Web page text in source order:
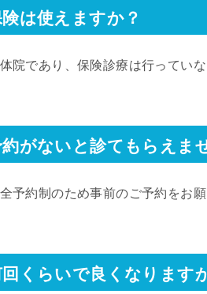
は使えますか？
院であり、保険診療は行ってい
がないと診てもらえま
予約制のため事前のご予約をお願
くらいで良くなります